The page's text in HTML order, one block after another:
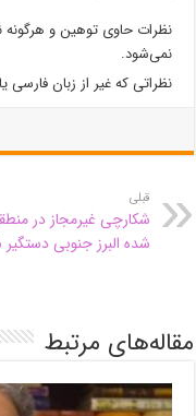
نظرات حاوی توهین و
نمی‌شود.
نظراتی که غیر از زبان فارسی
قبلی
شکارچی غیرمجاز در
شده البرز جنوبی
مقاله‌های مرتبط